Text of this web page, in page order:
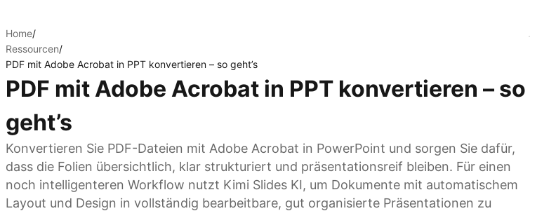
Home/
Ressourcen/
PDF mit Adobe Acrobat in PPT konvertieren – so geht’s
PDF mit Adobe Acrobat in PPT konvertieren – so
geht’s
Konvertieren Sie PDF-Dateien mit Adobe Acrobat in PowerPoint und sorgen Sie dafür,
dass die Folien übersichtlich, klar strukturiert und präsentationsreif bleiben. Für einen
noch intelligenteren Workflow nutzt Kimi Slides KI, um Dokumente mit automatischem
Layout und Design in vollständig bearbeitbare, gut organisierte Präsentationen zu